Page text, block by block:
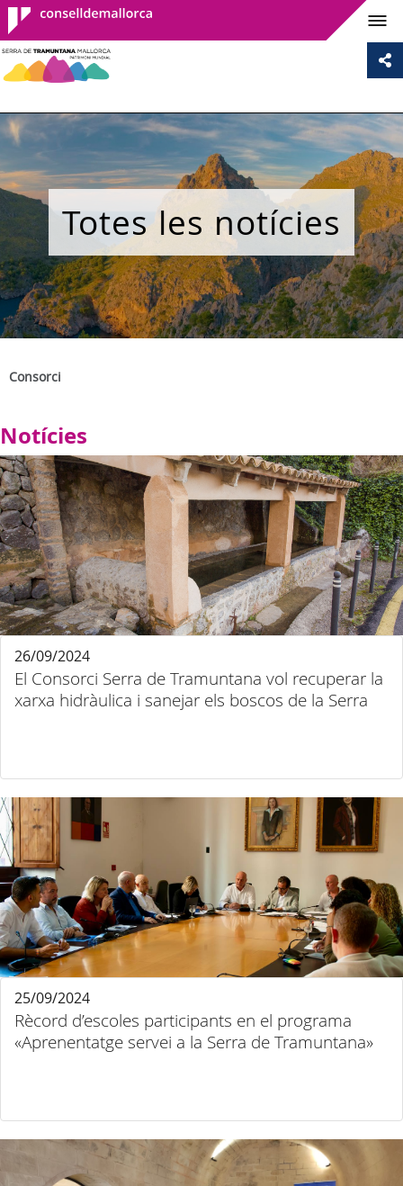
Consell de
Mallorca
Totes les notícies
Consorci
Notícies
El Consorci Serra de Tramuntana vol recuperar la
xarxa hidràulica i sanejar els boscos de la Serra
26/09/2024
Rècord d’escoles participants en el programa
«Aprenentatge servei a la Serra de Tramuntana»
25/09/2024